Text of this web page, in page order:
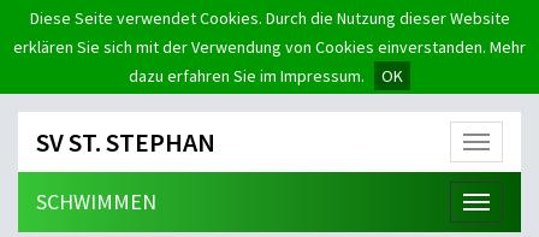
Diese Seite verwendet Cookies. Durch die Nutzung dieser Website
erklären Sie sich mit der Verwendung von Cookies einverstanden. Mehr
dazu erfahren Sie im Impressum.
OK
Menü
SV ST. STEPHAN
Menü
SCHWIMMEN